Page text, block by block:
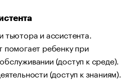
тьютора и ассистента.
помогает ребенку при
(доступ к среде).
(доступ к знаниям).